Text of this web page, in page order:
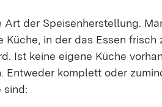
der Speisenherstellung.
in der das Essen frisch
Ist keine eigene Küche
komplett oder
sind: